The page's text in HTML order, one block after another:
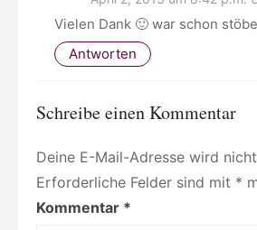
Vielen Dank 🙂 war schon
Antworten
Schreibe einen Kommentar
Deine E-Mail-Adresse wird
Erforderliche Felder sind mit *
Kommentar *